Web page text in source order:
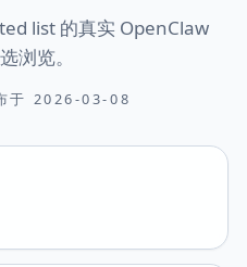
list 的真实 OpenClaw
浏览。
于 2026-03-08